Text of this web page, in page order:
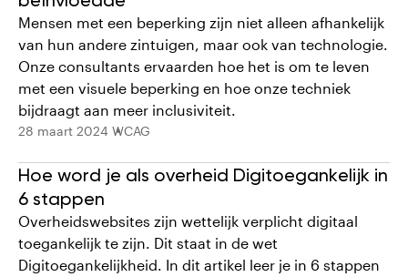
Mensen met een beperking zijn niet alleen afhankelijk
van hun andere zintuigen, maar ook van technologie.
Onze consultants ervaarden hoe het is om te leven
met een visuele beperking en hoe onze techniek
bijdraagt aan meer inclusiviteit.
28 maart 2024 WCAG
Hoe word je als overheid Digitoegankelijk in
6 stappen
Overheidswebsites zijn wettelijk verplicht digitaal
toegankelijk te zijn. Dit staat in de wet
Digitoegankelijkheid. In dit artikel leer je in 6 stappen